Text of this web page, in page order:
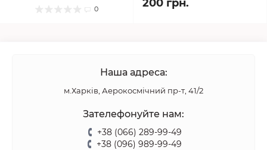
0 200 грн.
Наша адреса:
м.Харків, Аерокосмічний пр-т, 41/2
Зателефонуйте нам:
+38 (066) 289-99-49
+38 (096) 989-99-49